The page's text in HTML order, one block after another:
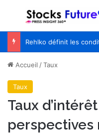
Menu
Accueil /Taux
Taux
Taux
perspectives